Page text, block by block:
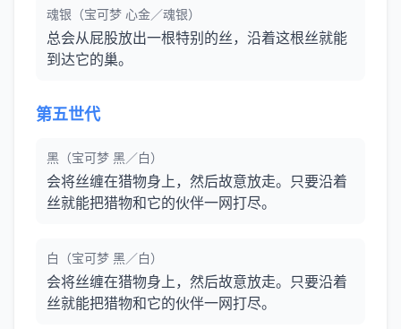
魂银（宝可梦 心金／魂银）
总会从屁股放出一根特别的丝，沿着这根丝就能
到达它的巢。
第五世代
黑（宝可梦 黑／白）
会将丝缠在猎物身上，然后故意放走。只要沿着
丝就能把猎物和它的伙伴一网打尽。
白（宝可梦 黑／白）
会将丝缠在猎物身上，然后故意放走。只要沿着
丝就能把猎物和它的伙伴一网打尽。